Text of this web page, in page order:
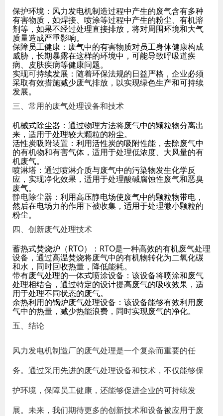
保护环境 ：风力发电机制造过程中产生的废气含有多种
有害物质，如焊接、喷涂等过程中产生的粉尘、有机溶
剂等，如果不经过处理直接排放，将对周围环境和大气
质量造成严重影响。
保障员工健康 ：废气中的有害物质对员工身体健康构成
威胁，长期暴露在这样的环境中，可能导致呼吸道疾
病、皮肤疾病等健康问题。
实现可持续发展 ：随着环保法规的日益严格，企业必须
采取有效措施减少废气排放，以实现绿色生产和可持续
发展。
三、常用的废气处理设备和技术
机械式除尘器 ：通过物理方法将废气中的颗粒物分离出
来，适用于处理较大颗粒的粉尘。
活性炭吸附装置 ：利用活性炭的吸附性能，去除废气中
的有机物和有害气体，适用于处理低浓度、大风量的有
机废气。
喷淋塔 ：通过喷淋介质与废气中的污染物发生化学反
应，实现净化效果，适用于处理酸碱腐蚀性废气和恶臭
废气。
静电除尘器 ：利用高压静电场使废气中的颗粒物带电，
然后在电场力的作用下被收集，适用于处理微小颗粒的
粉尘。
四、创新废气处理技术
蓄热式焚烧炉（RTO）
：RTO是一种高效的有机废气处理
设备，通过高温焚烧将废气中的有机物转化为二氧化碳
和水，同时回收热量，降低能耗。
带有废气处理的一体式喷涂设备 ：该设备将喷涂和废气
处理相结合，通过特定的设计提高废气的吸收效果，适
用于处理不同状态的废气。
余热利用的锅炉废气处理设备 ：该设备能够有效利用废
气中的热量，减少热能浪费，同时实现废气的净化。
五、结论
风力发电机制造厂的废气处理是一个复杂而重要的任
务。通过采用先进的废气处理设备和技术，不仅能够保
护环境，保障员工健康，还能够促进企业的可持续发
展。未来，我们期待更多的创新技术和设备被应用于废